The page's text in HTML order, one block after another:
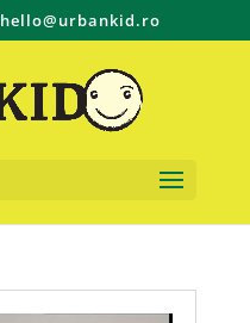
hello@urbankid.ro